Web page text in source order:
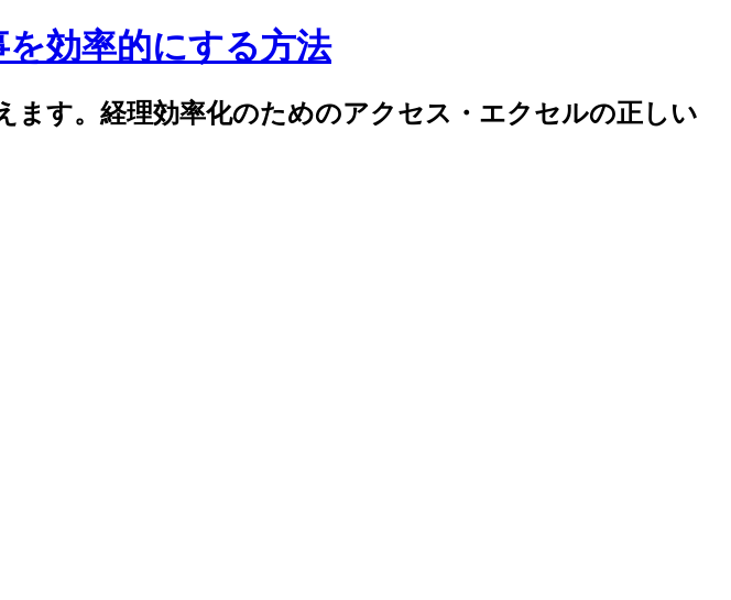
を効率的にする方法
ます。経理効率化のためのアクセス・エクセルの正しい